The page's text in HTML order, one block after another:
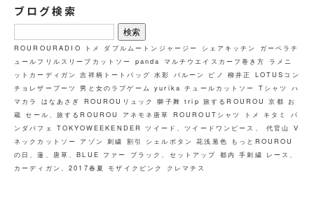
ブログ検索
検
索:
ROUROURADIO トメ ダブルムートンジャージー シェアキッチン
ガーベラチ
ュールフリルスリーブカットソー panda マルチウエイスカーフ巻き方
ラメニ
ットカーディガン
吉祥柄トートバッグ 水彩 バルーン ピノ 柳井正 LOTUSコン
チョレザーブーツ
男と女のラブゲーム yurika チュールカットソー Tシャツ
ハ
マカラ
はなあさぎ ROUROUリュック 獅子舞 trip 旅するROUROU 京都 お
蔵 セール、旅するROUROU アネモネ唐草 ROUROUTシャツ トメ キタミ
パ
ンダパフェ
TOKYOWEEKENDER ツイード、ツイードワンピース、 代官山
V
ネックカットソー アゾン 刺繍 割引 シェルボタン 花浅葱色
もっとROUROU
の日、蓮、唐草、BLUE ファー ブラック、セットアップ 都内 手刺繍 レース、
カーディガン、2017春夏 モザイクピンク クレマチス